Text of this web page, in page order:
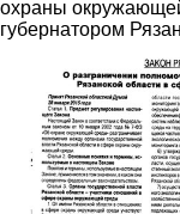
охраны
губернатором